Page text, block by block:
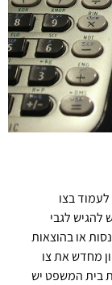
בצו
להגיש לגבי
או בהוצאות
מחדש את צו
בית המשפט יש